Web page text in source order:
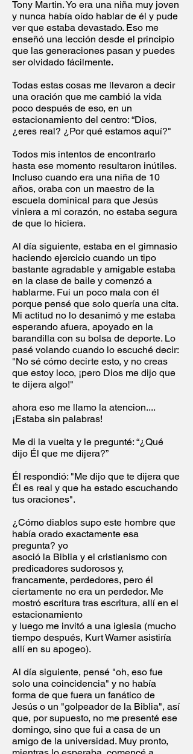
Tony Martin. Yo era una niña muy joven
y nunca había oído hablar de él y pude
ver que estaba devastado. Eso me
enseñó una lección desde el principio
que las generaciones pasan y puedes
ser olvidado fácilmente.
Todas estas cosas me llevaron a decir
una oración que me cambió la vida
poco después de eso, en un
estacionamiento del centro: “Dios,
¿eres real? ¿Por qué estamos aquí?"
Todos mis intentos de encontrarlo
hasta ese momento resultaron inútiles.
Incluso cuando era una niña de 10
años, oraba con un maestro de la
escuela dominical para que Jesús
viniera a mi corazón, no estaba segura
de que lo hiciera.
Al día siguiente, estaba en el gimnasio
haciendo ejercicio cuando un tipo
bastante agradable y amigable estaba
en la clase de baile y comenzó a
hablarme. Fui un poco mala con él
porque pensé que solo quería una cita.
Mi actitud no lo desanimó y me estaba
esperando afuera, apoyado en la
barandilla con su bolsa de deporte. Lo
pasé volando cuando lo escuché decir:
"No sé cómo decirte esto, y no creas
que estoy loco, ¡pero Dios me dijo que
te dijera algo!"
ahora eso me llamo la atencion....
¡Estaba sin palabras!
Me di la vuelta y le pregunté: “¿Qué
dijo Él que me dijera?”
Él respondió: "Me dijo que te dijera que
Él es real y que ha estado escuchando
tus oraciones".
¿Cómo diablos supo este hombre que
había orado exactamente esa
pregunta? yo
asoció la Biblia y el cristianismo con
predicadores sudorosos y,
francamente, perdedores, pero él
ciertamente no era un perdedor. Me
mostró escritura tras escritura, allí en el
estacionamiento
y luego me invitó a una iglesia (mucho
tiempo después, Kurt Warner asistiría
allí en su apogeo).
Al día siguiente, pensé "oh, eso fue
solo una coincidencia" y no había
forma de que fuera un fanático de
Jesús o un "golpeador de la Biblia", así
que, por supuesto, no me presenté ese
domingo, sino que fui a casa de un
amigo de la universidad. Muy pronto,